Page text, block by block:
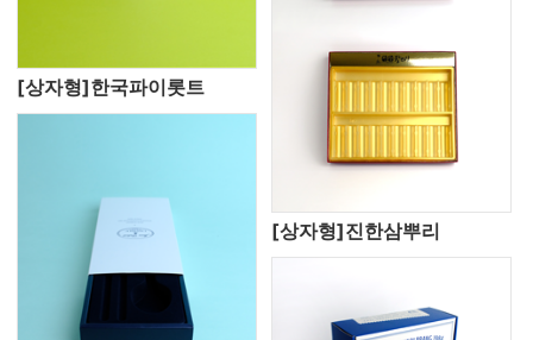
[상자형]한국파이롯트
[상자형]진한삼뿌리